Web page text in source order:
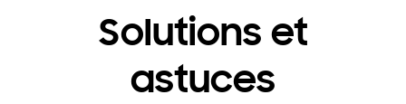
Solutions et
astuces